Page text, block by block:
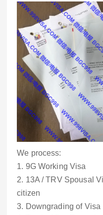
We process:
1. 9G Working Visa
2. 13A / TRV Spousal
citizen
3. Downgrading of Visa